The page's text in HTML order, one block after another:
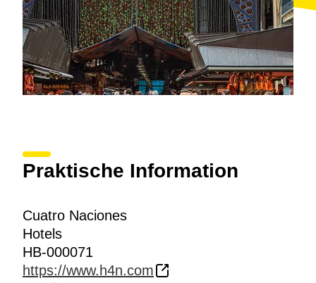
Praktische Information
Cuatro Naciones
Hotels
HB-000071
https://www.h4n.com